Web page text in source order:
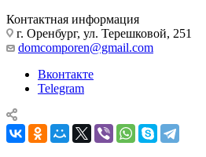
Контактная информация
г. Оренбург, ул. Терешковой, 251
domcomporen@gmail.com
Вконтакте
Telegram